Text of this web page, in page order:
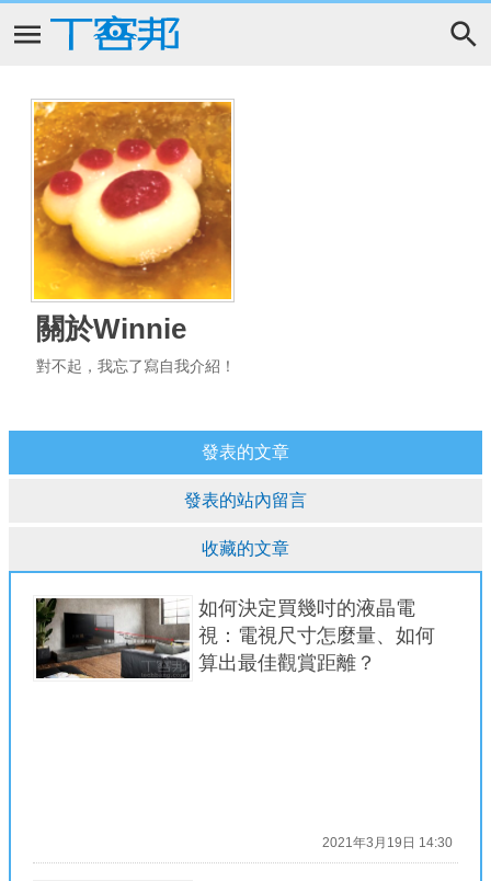
關於Winnie
對不起，我忘了寫自我介紹！
發表的文章
發表的站內留言
收藏的文章
如何決定買幾吋的液晶電
視：電視尺寸怎麼量、如何
算出最佳觀賞距離？
2021年3月19日 14:30